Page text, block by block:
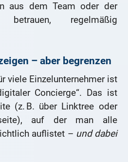
aus dem Team oder der
regelmäßig
– aber begrenzen
viele Einzelunternehmer ist
Concierge“. Das ist
(z. B. über Linktree oder
auf der man alle
auflistet – und dabei